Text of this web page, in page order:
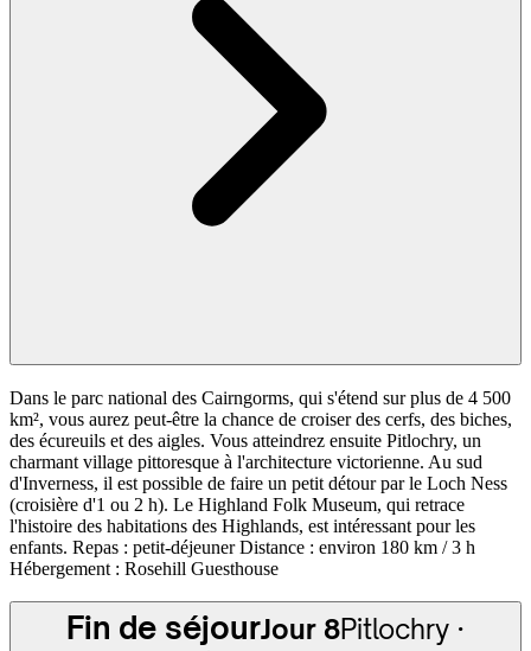
Dans le parc national des Cairngorms, qui s'étend sur plus de 4 500
km², vous aurez peut-être la chance de croiser des cerfs, des biches,
des écureuils et des aigles. Vous atteindrez ensuite Pitlochry, un
charmant village pittoresque à l'architecture victorienne. Au sud
d'Inverness, il est possible de faire un petit détour par le Loch Ness
(croisière d'1 ou 2 h). Le Highland Folk Museum, qui retrace
l'histoire des habitations des Highlands, est intéressant pour les
enfants. Repas : petit-déjeuner Distance : environ 180 km / 3 h
Hébergement : Rosehill Guesthouse
Fin de séjourJour 8Pitlochry ·